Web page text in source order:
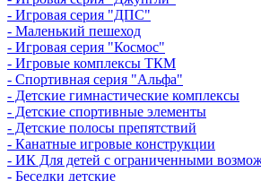
- Игровая серия "ДПС"
- Маленький пешеход
- Игровая серия "Космос"
- Игровые комплексы ТКМ
- Спортивная серия "Альфа"
- Детские гимнастические комплексы
- Детские спортивные элементы
- Детские полосы препятствий
- Канатные игровые конструкции
- ИК Для детей с ограниченными
- Беседки детские